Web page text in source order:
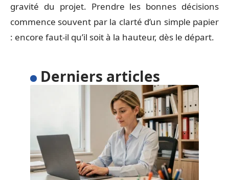
gravité du projet. Prendre les bonnes décisions
commence souvent par la clarté d’un simple papier
: encore faut-il qu’il soit à la hauteur, dès le départ.
Derniers articles